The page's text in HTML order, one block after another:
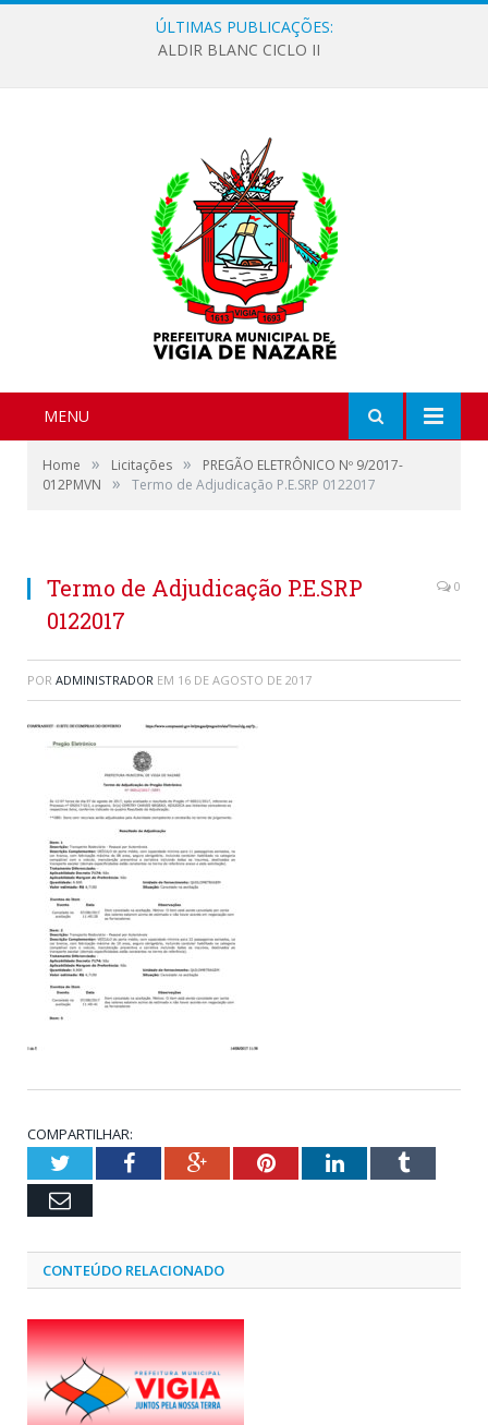
ÚLTIMAS PUBLICAÇÕES:
ALDIR BLANC CICLO II
MENU
Home » Licitações »
PREGÃO ELETRÔNICO Nº 9/2017-
012PMVN
» Termo de Adjudicação P.E.SRP 0122017
Termo de Adjudicação P.E.SRP
0122017
0
POR ADMINISTRADOR EM 16 DE AGOSTO DE 2017
COMPARTILHAR:
TwitterFacebookGoogle+PinterestLinkedInTumblr
Email
CONTEÚDO RELACIONADO